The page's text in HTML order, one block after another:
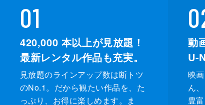
01
420,000 本以上が見放題！
最新レンタル作品も充実。
見放題のラインアップ数は断トツ
のNo.1。だから観たい作品を、た
っぷり、お得に楽しめます。ま
動
U-
映
ん
豊